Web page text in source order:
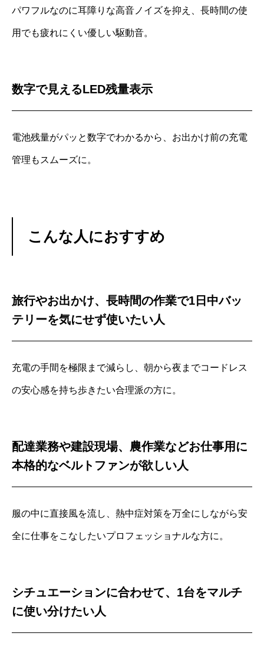
パワフルなのに耳障りな高音ノイズを抑え、長時間の使
用でも疲れにくい優しい駆動音。
数字で見えるLED残量表示
電池残量がパッと数字でわかるから、お出かけ前の充電
管理もスムーズに。
こんな人におすすめ
旅行やお出かけ、長時間の作業で1日中バッ
テリーを気にせず使いたい人
充電の手間を極限まで減らし、朝から夜までコードレス
の安心感を持ち歩きたい合理派の方に。
配達業務や建設現場、農作業などお仕事用に
本格的なベルトファンが欲しい人
服の中に直接風を流し、熱中症対策を万全にしながら安
全に仕事をこなしたいプロフェッショナルな方に。
シチュエーションに合わせて、1台をマルチ
に使い分けたい人